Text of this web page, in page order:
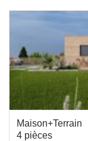
Maison+Terrain
4 pièces